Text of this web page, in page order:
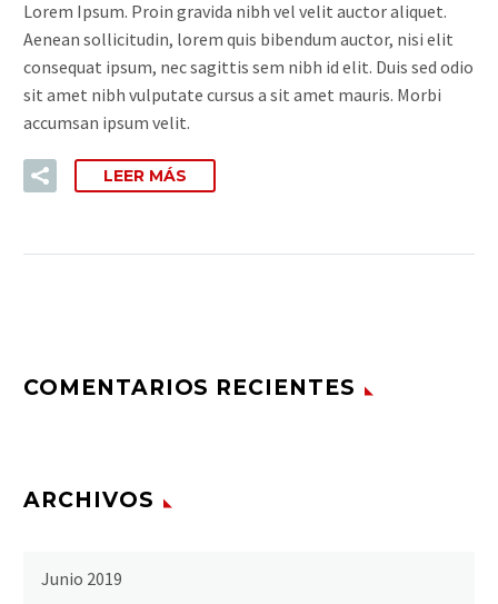
Lorem Ipsum. Proin gravida nibh vel velit auctor aliquet.
Aenean sollicitudin, lorem quis bibendum auctor, nisi elit
consequat ipsum, nec sagittis sem nibh id elit. Duis sed odio
sit amet nibh vulputate cursus a sit amet mauris. Morbi
accumsan ipsum velit.
LEER MÁS
COMENTARIOS RECIENTES
ARCHIVOS
Junio 2019